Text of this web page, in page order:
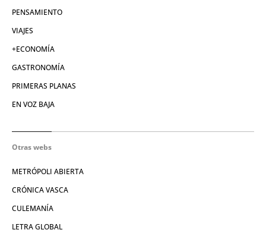
PENSAMIENTO
VIAJES
+ECONOMÍA
GASTRONOMÍA
PRIMERAS PLANAS
EN VOZ BAJA
Otras webs
METRÓPOLI ABIERTA
CRÓNICA VASCA
CULEMANÍA
LETRA GLOBAL